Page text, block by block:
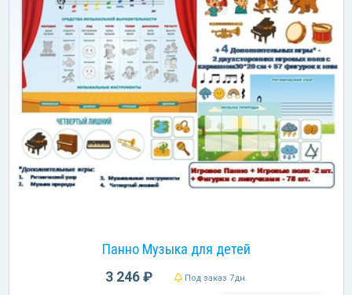
Панно Музыка для детей
3 246 ₽ Под заказ 7дн.